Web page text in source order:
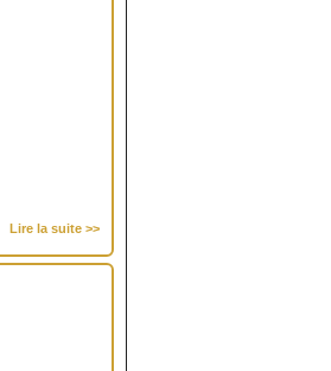
Lire la suite >>